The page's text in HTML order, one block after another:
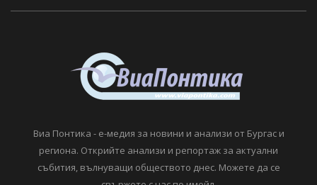
Виа Понтика - е-медия за новини и анализи от Бургас и
региона. Открийте анализи и репортаж за актуални
събития, вълнуващи обществото днес. Можете да се